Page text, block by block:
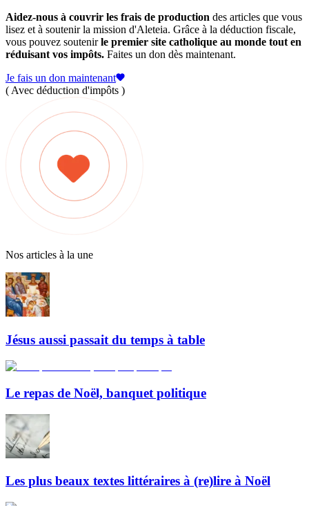
Aidez-nous à couvrir les frais de production des articles que vous
lisez et à soutenir la mission d'Aleteia. Grâce à la déduction fiscale,
vous pouvez soutenirle premier site catholique au monde tout en
réduisant vos impôts. Faites un don dès maintenant.
Je fais un don maintenant
( Avec déduction d'impôts )
Nos articles à la une
Jésus aussi passait du temps à table
Le repas de Noël, banquet politique
Les plus beaux textes littéraires à (re)lire à Noël